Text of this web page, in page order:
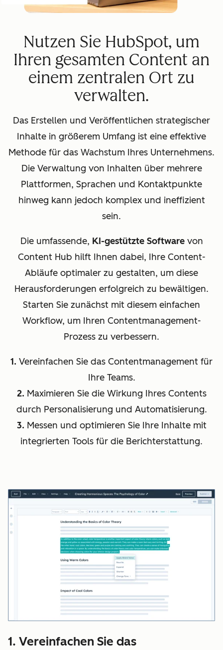
Nutzen Sie HubSpot, um
Ihren gesamten Content an
einem zentralen Ort zu
verwalten.
Das Erstellen und Veröffentlichen strategischer
Inhalte in größerem Umfang ist eine effektive
Methode für das Wachstum Ihres Unternehmens.
Die Verwaltung von Inhalten über mehrere
Plattformen, Sprachen und Kontaktpunkte
hinweg kann jedoch komplex und ineffizient
sein.
Die umfassende, KI-gestützte Softwarevon
Content Hub hilft Ihnen dabei, Ihre Content-
Abläufe optimaler zu gestalten, um diese
Herausforderungen erfolgreich zu bewältigen.
Starten Sie zunächst mit diesem einfachen
Workflow, um Ihren Contentmanagement-
Prozess zu verbessern.
1. Vereinfachen Sie das Contentmanagement für
Ihre Teams.
2. Maximieren Sie die Wirkung Ihres Contents
durch Personalisierung und Automatisierung.
3. Messen und optimieren Sie Ihre Inhalte mit
integrierten Tools für die Berichterstattung.
1. Vereinfachen Sie das